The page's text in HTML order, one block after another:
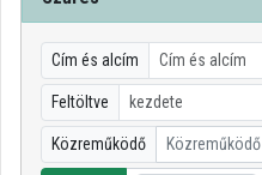
Intézményi felfedezés
Kategóriák
Intézményi listák
Cím és alcím
Feltöltve
Közreműködő Közreműködő